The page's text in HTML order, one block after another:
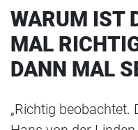
WARUM IST
MAL
DANN MAL
„Richtig beobachtet.